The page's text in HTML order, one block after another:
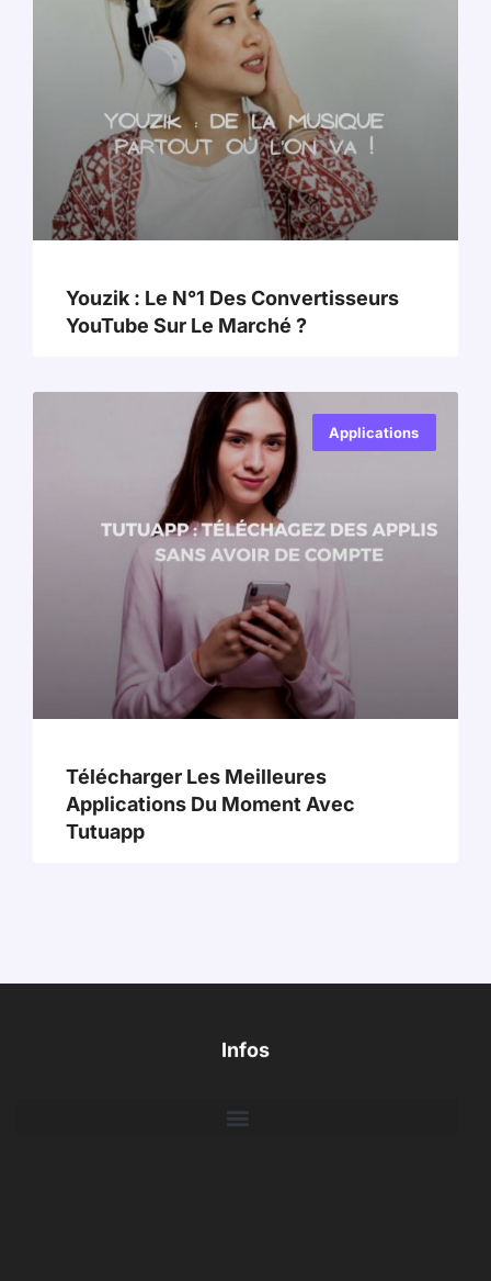
Youzik : Le N°1 Des Convertisseurs
YouTube Sur Le Marché ?
Applications
Télécharger Les Meilleures
Applications Du Moment Avec
Tutuapp
Infos